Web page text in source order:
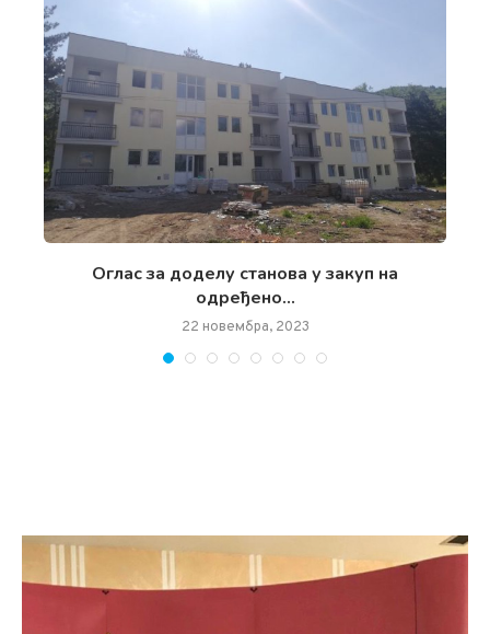
Oглас за доделу станова у закуп на
одређено...
22 новембра, 2023